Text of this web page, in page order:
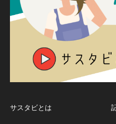
サスタビとは